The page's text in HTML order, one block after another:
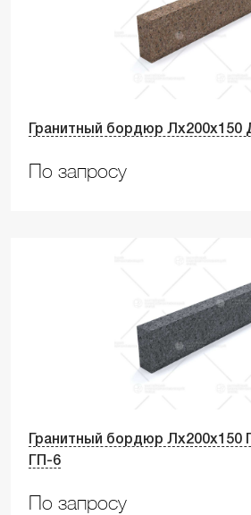
Гранитный бордюр
По запросу
Гранитный бордюр Лх200х150
ГП-6
По запросу